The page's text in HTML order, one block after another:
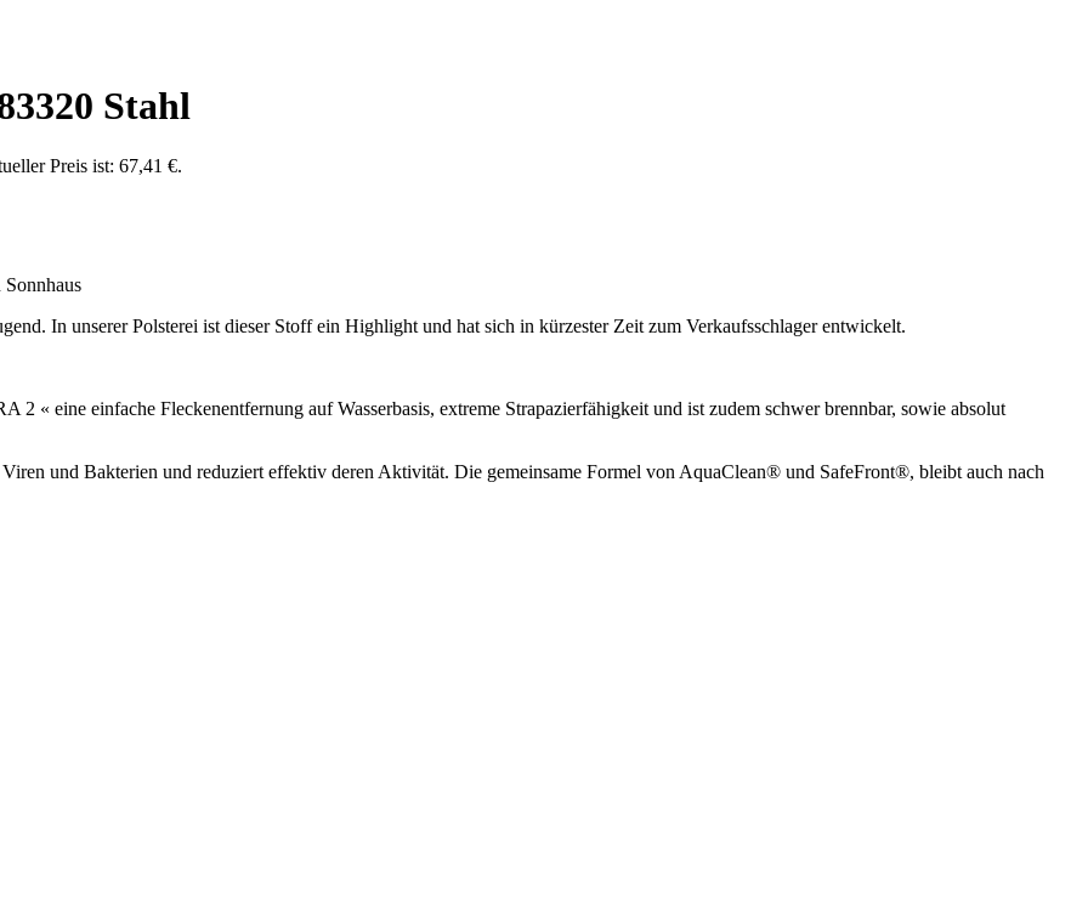
Stahl
Preis ist: 67,41 €.
In unserer Polsterei ist dieser Stoff ein Highlight und hat sich in kürzester Zeit zum Verkaufsschlager entwickelt.
« eine einfache Fleckenentfernung auf Wasserbasis, extreme Strapazierfähigkeit und ist zudem schwer brennbar, sowie absolut
und Bakterien und reduziert effektiv deren Aktivität. Die gemeinsame Formel von AquaClean® und SafeFront®, bleibt auch nach